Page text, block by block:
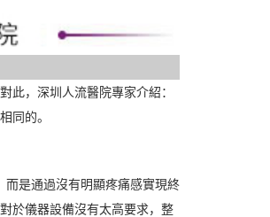
此，深圳人流醫院專家介紹：
同的。
是通過沒有明顯疼痛感實現終
於儀器設備沒有太高要求，整